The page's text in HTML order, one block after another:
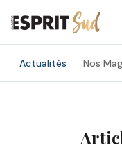
Actualités Nos